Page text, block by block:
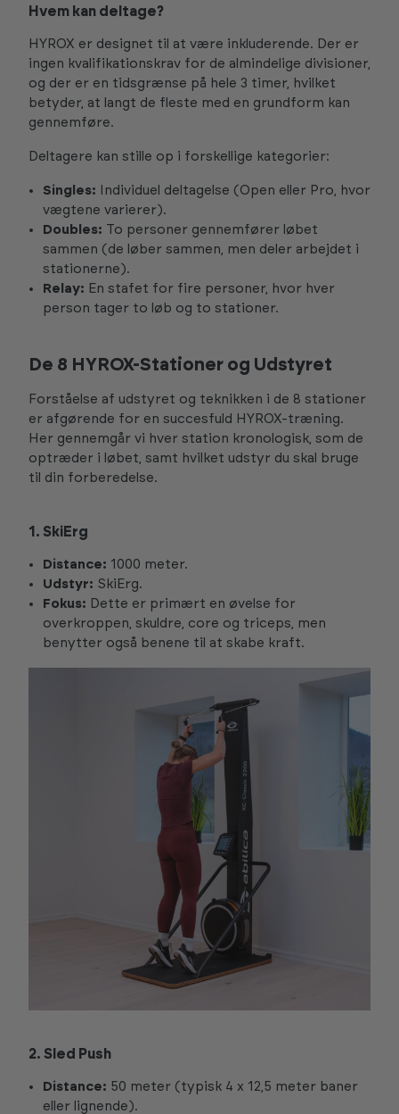
Hvem kan deltage?
HYROX er designet til at være inkluderende. Der er
ingen kvalifikationskrav for de almindelige divisioner,
og der er en tidsgrænse på hele 3 timer, hvilket
betyder, at langt de fleste med en grundform kan
gennemføre.
Deltagere kan stille op i forskellige kategorier:
Singles: Individuel deltagelse (Open eller Pro, hvor
vægtene varierer).
Doubles: To personer gennemfører løbet
sammen (de løber sammen, men deler arbejdet i
stationerne).
Relay: En stafet for fire personer, hvor hver
person tager to løb og to stationer.
De 8 HYROX-Stationer og Udstyret
Forståelse af udstyret og teknikken i de 8 stationer
er afgørende for en succesfuld HYROX-træning.
Her gennemgår vi hver station kronologisk, som de
optræder i løbet, samt hvilket udstyr du skal bruge
til din forberedelse.
1. SkiErg
Distance: 1000 meter.
Udstyr: SkiErg.
Fokus: Dette er primært en øvelse for
overkroppen, skuldre, core og triceps, men
benytter også benene til at skabe kraft.
2. Sled Push
Distance: 50 meter (typisk 4 x 12,5 meter baner
eller lignende).